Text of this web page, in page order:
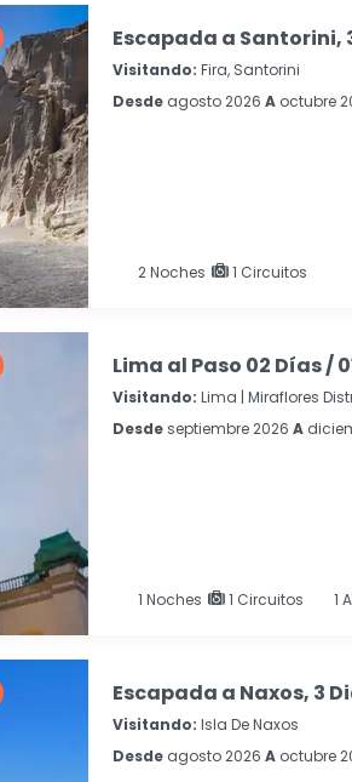
Escapada a Santorini,
Visitando: Fira, Santorini
Desde agosto 2026 A octubre
2Noches 1 Circuitos
Lima al Paso 02 Días /
Visitando: Lima | Miraflores
Desde septiembre 2026 A
1 Noches 1 Circuitos 1
Escapada a Naxos, 3
Visitando: Isla De Naxos
Desde agosto 2026 A octubre